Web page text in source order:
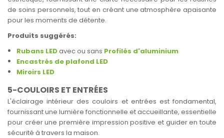
de soins personnels, tout en créant une atmosphère apaisante
pour les moments de détente.
Produits suggérés:
Rubans LEDavec ou sans Profilés d'aluminium
Encastrés de plafond LED
Miroirs LED
5-COULOIRS ET ENTRÉES
L'éclairage intérieur des couloirs et entrées est fondamental,
fournissant une lumière fonctionnelle et accueillante, essentielle
pour créer une première impression positive et guider en toute
sécurité à travers la maison.